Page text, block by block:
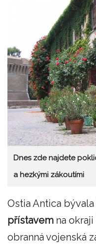
Dnes zde najdete
a hezkými zákoutími
Ostia Antica bývala
přístavem na
obranná vojenská